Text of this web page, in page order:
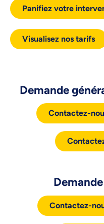
Panifiez votre
Visualisez nos tarifs
Demande
Contactez-
Contactez-